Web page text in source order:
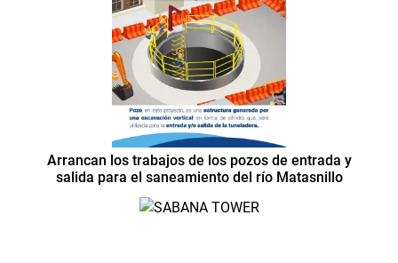
Arrancan los trabajos de los pozos de entrada y
salida para el saneamiento del río Matasnillo